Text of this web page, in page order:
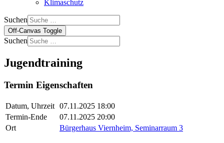
Klimaschutz
Suchen
Off-Canvas Toggle
Suchen
Jugendtraining
Termin Eigenschaften
Datum, Uhrzeit 07.11.2025 18:00
Termin-Ende
07.11.2025 20:00
Ort
Bürgerhaus Viernheim, Seminarraum 3